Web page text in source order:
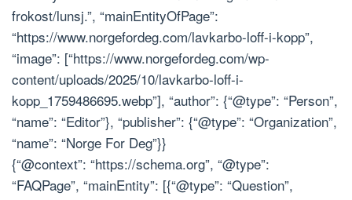
frokost/lunsj.”, “mainEntityOfPage”:
“https://www.norgefordeg.com/lavkarbo-loff-i-kopp”,
“image”: [“https://www.norgefordeg.com/wp-
content/uploads/2025/10/lavkarbo-loff-i-
kopp_1759486695.webp”], “author”: {“@type”: “Person”,
“name”: “Editor”}, “publisher”: {“@type”: “Organization”,
“name”: “Norge For Deg”}}
{“@context”: “https://schema.org”, “@type”:
“FAQPage”, “mainEntity”: [{“@type”: “Question”,